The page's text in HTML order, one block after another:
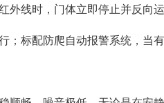
线时，门体立即停止并反向
标配防爬自动报警系统，当